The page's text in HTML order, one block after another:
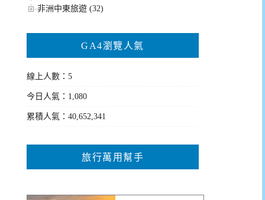
非洲中東旅遊 (32)
GA4瀏覽人氣
線上人數：5
今日人氣：1,080
累積人氣：40,652,341
旅行萬用幫手